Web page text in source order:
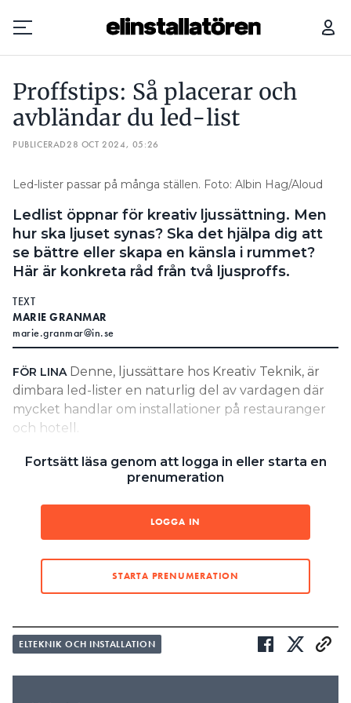
Prenumerera
Hantera prenumeration
Lediga jobb
Annonsera
Läs E-tidningen
Om tidningen
Kontakt
Personuppgifter
Search for:
Proffstips: Så placerar och
avbländar du led-list
PUBLICERAD28 OCT 2024, 05:26
Led-lister passar på många ställen. Foto: Albin Hag/Aloud
Ledlist öppnar för kreativ ljussättning. Men
hur ska ljuset synas? Ska det hjälpa dig att
se bättre eller skapa en känsla i rummet?
Här är konkreta råd från två ljusproffs.
TEXT
MARIE GRANMAR
marie.granmar@in.se
FÖR LINA Denne, ljussättare hos Kreativ Teknik, är
dimbara led-lister en naturlig del av vardagen där
mycket handlar om installationer på restauranger
och hotell.
”Det kommer bli mer så att vi
arbetar tillsammans med
elektrikern från start, och vi
kommer gestalta mycket mer på
plats.”
SVANTE PETTERSSON, LJUSKONSTNÄR
SÅ JOBBAR LYXINSTALLATÖREN: ”VI VILL BARA SE
LJUSET, INTE LED-LISTERNA”
LÄS OCKSÅ:
Fortsätt läsa genom att logga in eller starta en
prenumeration
LOGGA IN
STARTA PRENUMERATION
ELTEKNIK OCH INSTALLATION